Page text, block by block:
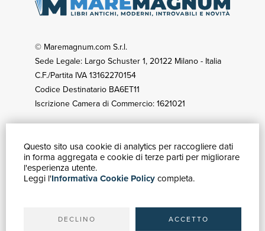
Questo sito usa cookie di analytics per raccogliere dati
in forma aggregata e cookie di terze parti per migliorare
l'esperienza utente.
Leggi l'Informativa Cookie Policycompleta.
DECLINO ACCETTO
© Maremagnum.com S.r.l.
Sede Legale: Largo Schuster 1, 20122 Milano - Italia
C.F./Partita IVA 13162270154
Codice Destinatario BA6ET11
Iscrizione Camera di Commercio: 1621021
GUIDA ACQUISTI
Catalogo
Ricerca avanzata
Spedizioni